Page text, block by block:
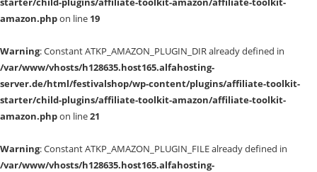
amazon.phpon line 19
Warning: Constant ATKP_AMAZON_PLUGIN_DIR already defined in
/var/www/vhosts/h128635.host165.alfahosting-
server.de/html/festivalshop/wp-content/plugins/affiliate-toolkit-
starter/child-plugins/affiliate-toolkit-amazon/affiliate-toolkit-
amazon.phpon line21
Warning: Constant ATKP_AMAZON_PLUGIN_FILE already defined in
/var/www/vhosts/h128635.host165.alfahosting-